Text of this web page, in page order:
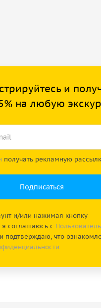
и
на любую
получать рекламную
и/или нажимая кнопку
я соглашаюсь с
и подтверждаю, что